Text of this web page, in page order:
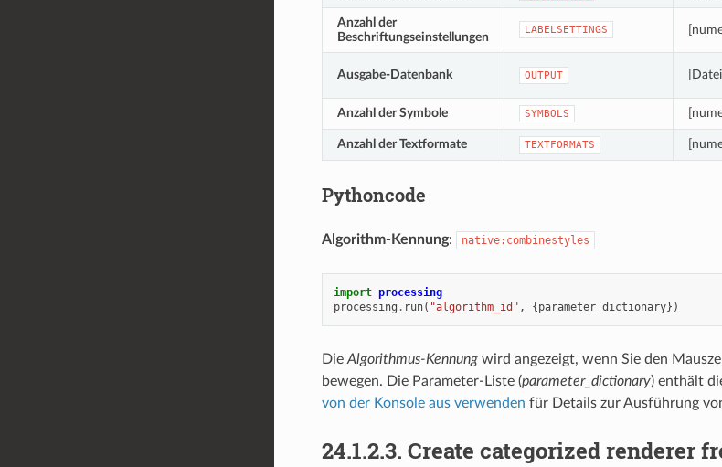
Anzahl der
Beschriftungseinstellungen
LABELSETTINGS
Ausgabe-Datenbank OUTPUT [Datei]
Anzahl der Symbole SYMBOLS
Anzahl der Textformate TEXTFORMATS
Pythoncode
Algorithm-Kennung: native:combinestyles
import processing
processing . run( "algorithm_id" , { parameter_dictionary})
Die Algorithmus-Kennungwird angezeigt, wenn Sie den
bewegen. Die Parameter-Liste (parameter_dictionary) enthält
von der Konsole aus verwenden für Details zur Ausführung
24.1.2.3. Create categorized renderer